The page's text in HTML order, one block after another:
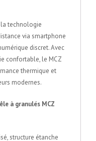
technologie
via smartphone
discret. Avec
confortable, le MCZ
thermique et
modernes.
à granulés MCZ
structure étanche